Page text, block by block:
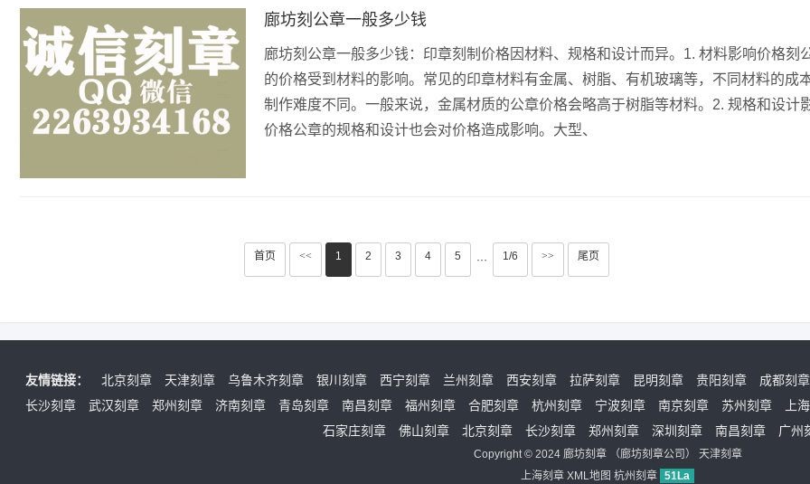
廊坊刻公章一般多少钱
廊坊刻公章一般多少钱：印章刻制价格因材料、规格和设计而异。1. 材料影响价格刻
的价格受到材料的影响。常见的印章材料有金属、树脂、有机玻璃等，不同材料的成
制作难度不同。一般来说，金属材质的公章价格会略高于树脂等材料。2. 规格和设计
价格公章的规格和设计也会对价格造成影响。大型、
首页 << 1 2 3 4 5 ··· 1/6 >> 尾页
友情链接： 北京刻章 天津刻章 乌鲁木齐刻章 银川刻章 西宁刻章 兰州刻章 西安刻章 拉萨刻章 昆明刻章 贵阳刻章 成都刻章
长沙刻章
武汉刻章 郑州刻章 济南刻章 青岛刻章 南昌刻章 福州刻章 合肥刻章 杭州刻章 宁波刻章 南京刻章 苏州刻章 上
石家庄刻章
佛山刻章 北京刻章 长沙刻章 郑州刻章 深圳刻章 南昌刻章 广州
Copyright © 2024 廊坊刻章（廊坊刻章公司 ） 天津刻章
上海刻章 XML地图 杭州刻章 51La